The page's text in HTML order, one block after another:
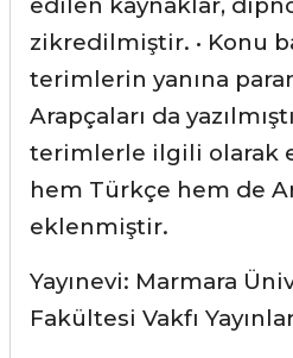
zikredilmiştir. • Konu
terimlerin yanına
Arapçaları da
terimlerle ilgili olarak
hem Türkçe hem de
eklenmiştir.
Yayınevi: Marmara
Fakültesi Vakfı